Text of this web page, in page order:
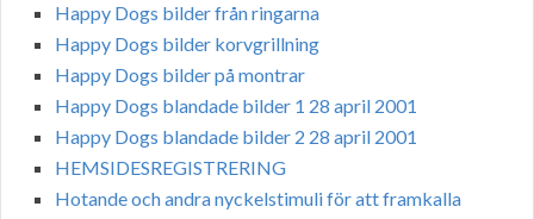
Happy Dogs bilder från ringarna
Happy Dogs bilder korvgrillning
Happy Dogs bilder på montrar
Happy Dogs blandade bilder 1 28 april 2001
Happy Dogs blandade bilder 2 28 april 2001
HEMSIDESREGISTRERING
Hotande och andra nyckelstimuli för att framkalla